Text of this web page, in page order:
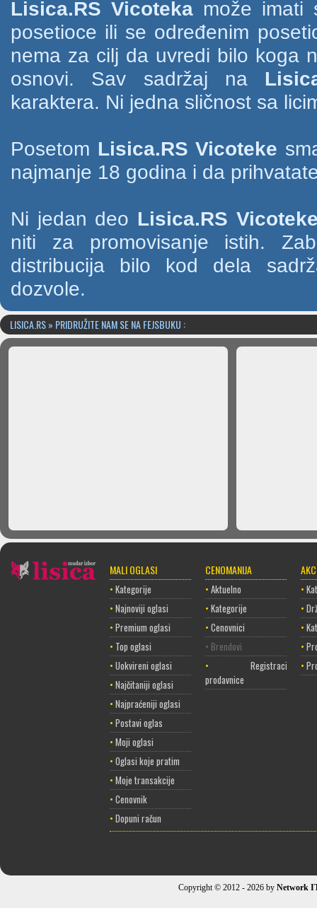
Lisica.RS Vicotekamože imati
posetioce ili se određenim
nema za cilj da uvredi bilo koga
osnovi. Sav sadržaj na
karaktera. Ni jedna sličnost sa
Posetom Lisica.RS Vicoteke
najmanje 18 godina i da
Ni jedan deo Lisica.RS
niti za promovisanje istih.
distribucija bilo kod dela
dozvole.
LISICA.RS » PRIDRUŽITE NAM SE NA FEJSBUKU :
MALI OGLASI
• Kategorije
• Najnoviji oglasi
• Premium oglasi
• Top oglasi
• Uokvireni oglasi
• Najčitaniji oglasi
• Najpraćeniji oglasi
• Postavi oglas
• Moji oglasi
• Oglasi koje pratim
• Moje transakcije
• Cenovnik
• Dopuni račun
CENOMANIJA
• Aktuelno
• Kategorije
• Cenovnici
• Brendovi
• Registracija
prodavnice
•
•
•
•
•
Copyright © 2012 - 2026 by Network